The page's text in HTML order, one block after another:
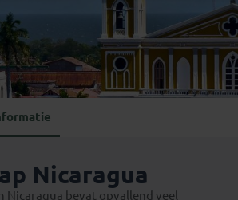
Nicaragua
Nicaragua bevat opvallend veel